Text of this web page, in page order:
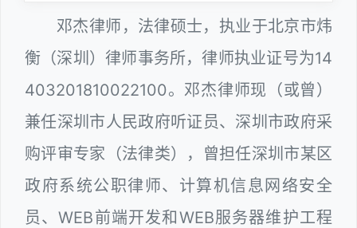
邓杰律师，法律硕士，执业于北京市炜
衡（深圳）律师事务所，律师执业证号为14
403201810022100。邓杰律师现（或曾）
兼任深圳市人民政府听证员、深圳市政府采
购评审专家（法律类），曾担任深圳市某区
政府系统公职律师、计算机信息网络安全
员、WEB前端开发和WEB服务器维护工程